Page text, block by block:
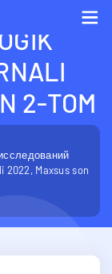
2-TOM
Maxsus son